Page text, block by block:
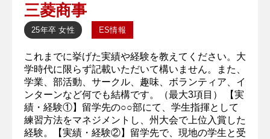
三菱商事
25年卒 女性 ES情報
これまでに挙げた実績や経験を教えてください。大
学時代に限らず記載いただいて構いません。また、
学業、部活動、サークル、趣味、ボランティア、イ
ンターンなど何でも結構です。（最大3項目） 【実
績・経験①】留学先の○○部にて、学生指揮として
練習方法をマネジメントし、州大会で上位入賞した
経験。【実績・経験②】留学先で、現地の学生と受